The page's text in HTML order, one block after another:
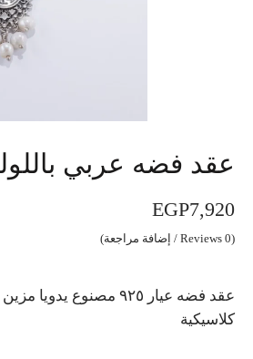
عقد فضه عربي
EGP7,920
(
0
عقد فضه عيار ٩٢٥ مصنوع
كلاسيكية